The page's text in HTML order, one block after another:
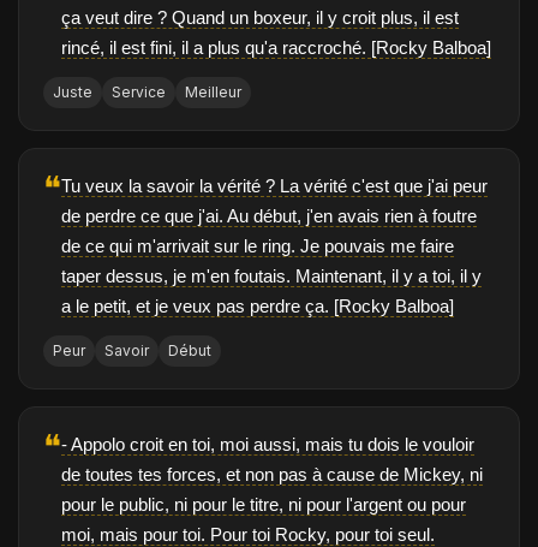
ça veut dire ? Quand un boxeur, il y croit plus, il est
rincé, il est fini, il a plus qu'a raccroché. [Rocky Balboa]
Juste Service Meilleur
❝Tu veux la savoir la vérité ? La vérité c'est que j'ai peur
de perdre ce que j'ai. Au début, j'en avais rien à foutre
de ce qui m'arrivait sur le ring. Je pouvais me faire
taper dessus, je m'en foutais. Maintenant, il y a toi, il y
a le petit, et je veux pas perdre ça. [Rocky Balboa]
Peur Savoir Début
❝- Appolo croit en toi, moi aussi, mais tu dois le vouloir
de toutes tes forces, et non pas à cause de Mickey, ni
pour le public, ni pour le titre, ni pour l'argent ou pour
moi, mais pour toi. Pour toi Rocky, pour toi seul.